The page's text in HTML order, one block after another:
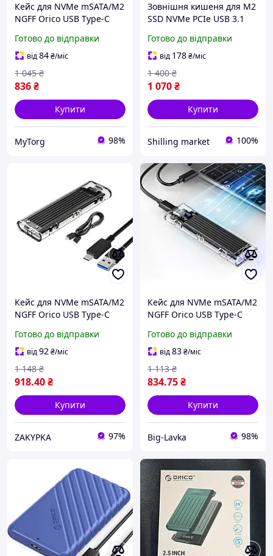
Кейс для NVMe mSATA/M2
NGFF Orico USB Type-C
Готово до відправки
від84₴/міс
836₴
1 045 ₴
Купити
MyTorg 98%
Зовнішня кишеня для M2
SSD NVMe PCIe USB 3.1
C3 Original
Готово до відправки
від 178₴/міс
1 070₴
1 400 ₴
Купити
Shilling market 100%
Кейс для NVMe mSATA/M2
NGFF Orico USB Type-C
для NVMe mSATA/M2 NGFF
Готово до відправки
від92₴/міс
918.40₴
1 148 ₴
Купити
ZAKYPKA 97%
Кейс для NVMe mSATA/M2
NGFF Orico USB Type-C
Готово до відправки
від83₴/міс
834.75₴
1 113 ₴
Купити
Big-Lavka 98%